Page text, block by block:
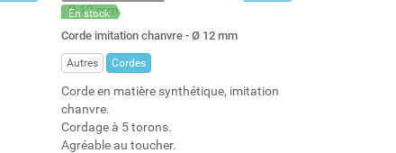
En stock
Stock : 258
Corde imitation chanvre - Ø 12 mm
Autres Cordes
Corde en matière synthétique, imitation
chanvre.
Cordage à 5 torons.
Agréable au toucher.